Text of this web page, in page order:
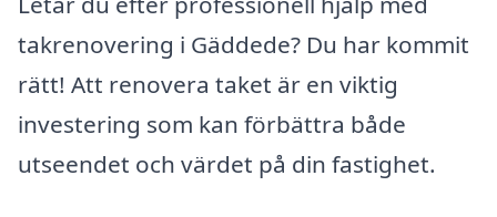
takrenovering i Gäddede? Du har kommit
rätt! Att renovera taket är en viktig
investering som kan förbättra både
utseendet och värdet på din fastighet.